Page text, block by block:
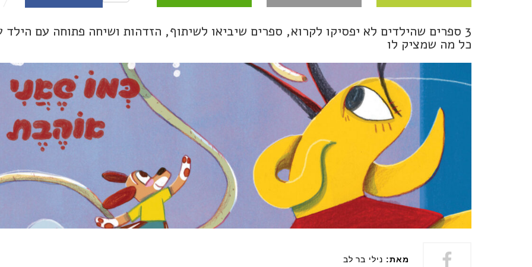
3 ספרים שהילדים לא יפסיקו לקרוא, ספרים שיביאו לשיתוף, הזדהות ושיחה פתוחה עם הילד
כל מה שמציק לו
מאת: נילי בר לב